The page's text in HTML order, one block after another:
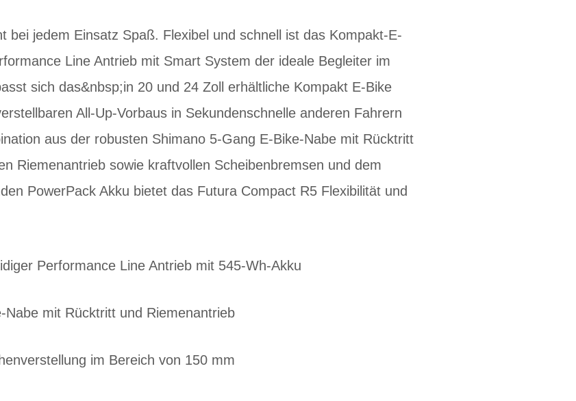
bei jedem Einsatz Spaß. Flexibel und schnell ist das Kompakt-E-
Line Antrieb mit Smart System der ideale Begleiter im
sich das&nbsp;in 20 und 24 Zoll erhältliche Kompakt E-Bike
All-Up-Vorbaus in Sekundenschnelle anderen Fahrern
aus der robusten Shimano 5-Gang E-Bike-Nabe mit Rücktritt
Riemenantrieb sowie kraftvollen Scheibenbremsen und dem
PowerPack Akku bietet das Futura Compact R5 Flexibilität und
Performance Line Antrieb mit 545-Wh-Akku
Nabe mit Rücktritt und Riemenantrieb
im Bereich von 150 mm